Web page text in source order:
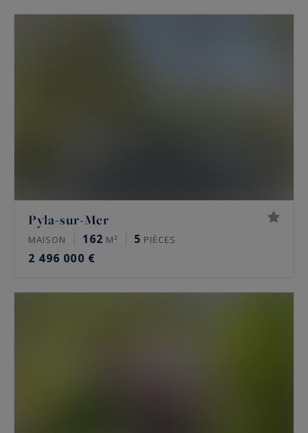
Pyla-sur-Mer
MAISON 162 M² 5 PIÈCES
2 496 000 €